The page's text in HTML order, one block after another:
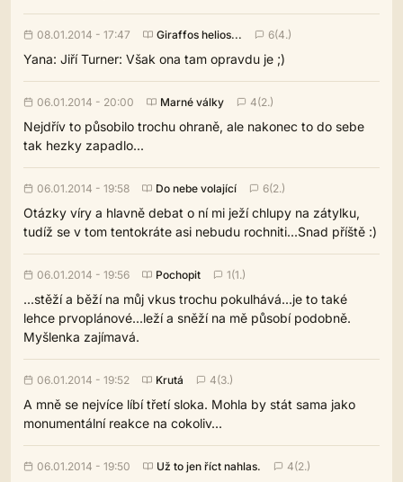
08.01.2014 - 17:47 Giraffos helios... 6(4.)
Yana: Jiří Turner: Však ona tam opravdu je ;)
06.01.2014 - 20:00 Marné války 4(2.)
Nejdřív to působilo trochu ohraně, ale nakonec to do sebe
tak hezky zapadlo...
06.01.2014 - 19:58 Do nebe volající 6(2.)
Otázky víry a hlavně debat o ní mi ježí chlupy na zátylku,
tudíž se v tom tentokráte asi nebudu rochniti...Snad příště :)
06.01.2014 - 19:56 Pochopit 1(1.)
...stěží a běží na můj vkus trochu pokulhává...je to také
lehce prvoplánové...leží a sněží na mě působí podobně.
Myšlenka zajímavá.
06.01.2014 - 19:52 Krutá 4(3.)
A mně se nejvíce líbí třetí sloka. Mohla by stát sama jako
monumentální reakce na cokoliv...
06.01.2014 - 19:50 Už to jen říct nahlas. 4(2.)